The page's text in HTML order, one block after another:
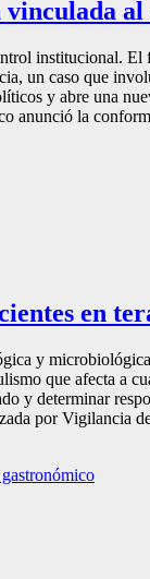
al
institucional.
un caso que
y abre una
anunció la
en
y
que afecta a
y determinar
por Vigilancia